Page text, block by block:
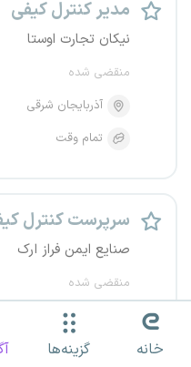
مدیر کنترل کیفی
نیکان تجارت اوستا
منقضی شده
آذربایجان شرقی
تمام وقت
سرپرست کنترل
صنایع ایمن فراز ارک
منقضی شده
آذربایجان شرقی
تمام وقت
خانه گزینه‌ها